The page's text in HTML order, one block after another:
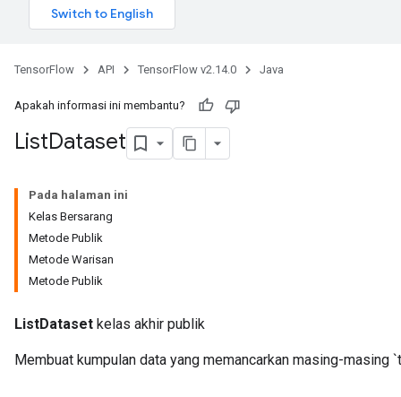
TensorFlow API TensorFlow v2.14.0 Java
Apakah informasi ini membantu?
ListDataset
Pada halaman ini
Kelas Bersarang
Metode Publik
Metode Warisan
Metode Publik
ListDataset kelas akhir publik
Membuat kumpulan data yang memancarkan masing-masing